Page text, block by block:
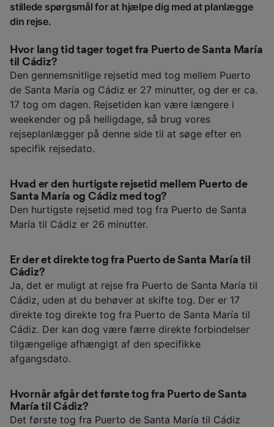
stillede spørgsmål for at hjælpe dig med at planlægge
din rejse.
Hvor lang tid tager toget fra Puerto de Santa María
til Cádiz?
Den gennemsnitlige rejsetid med tog mellem Puerto
de Santa María og Cádiz er 27 minutter, og der er ca.
17 tog om dagen. Rejsetiden kan være længere i
weekender og på helligdage, så brug vores
rejseplanlægger på denne side til at søge efter en
specifik rejsedato.
Hvad er den hurtigste rejsetid mellem Puerto de
Santa María og Cádiz med tog?
Den hurtigste rejsetid med tog fra Puerto de Santa
María til Cádiz er 26 minutter.
Er der et direkte tog fra Puerto de Santa María til
Cádiz?
Ja, det er muligt at rejse fra Puerto de Santa María til
Cádiz, uden at du behøver at skifte tog. Der er 17
direkte tog direkte tog fra Puerto de Santa María til
Cádiz. Der kan dog være færre direkte forbindelser
tilgængelige afhængigt af den specifikke
afgangsdato.
Hvornår afgår det første tog fra Puerto de Santa
María til Cádiz?
Det første tog fra Puerto de Santa María til Cádiz